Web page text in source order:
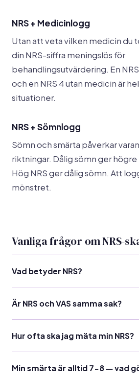
NRS + Medicinlogg
Utan att veta vilken medicin du
din NRS-siffra meningslös för
behandlingsutvärdering. En
och en NRS 4 utan medicin är
situationer.
NRS + Sömnlogg
Sömn och smärta påverkar
riktningar. Dålig sömn ger högre
Hög NRS ger dålig sömn. Att
mönstret.
Vanliga frågor om NRS-
Vad betyder NRS?
från 0 (ingen smärta) till 10 (värsta
Är NRS och VAS samma sak?
medan VAS (Visual Analogue Scale)
Hur ofta ska jag mäta min NRS?
uppvaknande), eftermiddag och
Min smärta är alltid 7-8 — vad